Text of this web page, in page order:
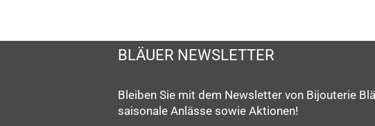
BLÄUER NEWSLETTER
Bleiben Sie mit dem Newsletter von Bijouterie
saisonale Anlässe sowie Aktionen!